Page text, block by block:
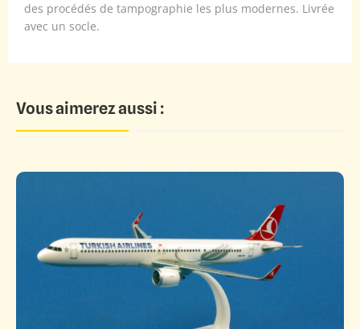
des procédés de tampographie les plus modernes. Livrée
avec un socle.
Vous aimerez aussi :